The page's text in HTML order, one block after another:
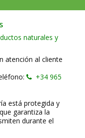
naturales y
atención al cliente
+34 965
está protegida y
garantiza la
durante el